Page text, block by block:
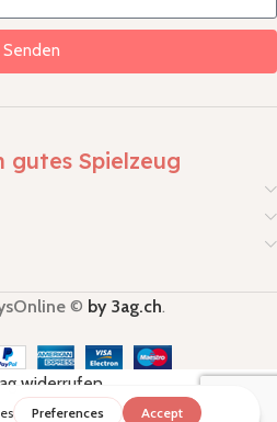
Senden
gutes Spielzeug
© by 3ag.ch.
widerrufen